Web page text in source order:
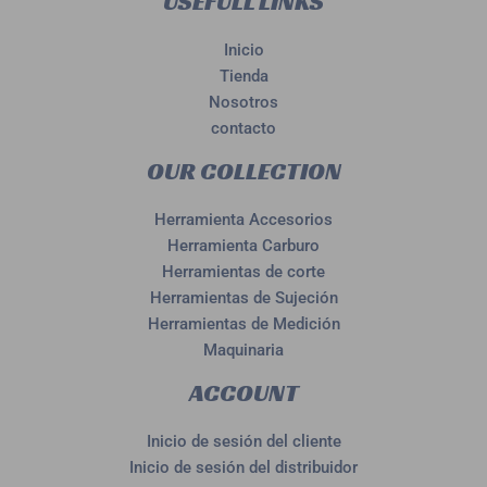
Inicio
Tienda
Nosotros
contacto
OUR COLLECTION
Herramienta Accesorios
Herramienta Carburo
Herramientas de corte
Herramientas de Sujeción
Herramientas de Medición
Maquinaria
ACCOUNT
Inicio de sesión del cliente
Inicio de sesión del distribuidor